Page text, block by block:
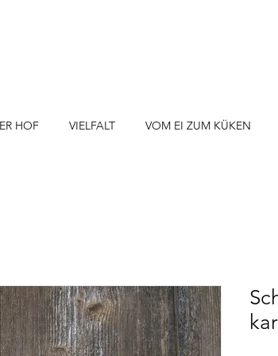
HOF VIELFALT VOM EI ZUM KÜKEN